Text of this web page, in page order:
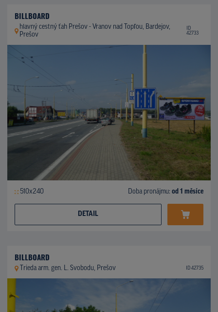
BILLBOARD
hlavný cestný ťah Prešov - Vranov nad Topľou, Bardejov,
Prešov
ID
42733
510x240 Doba pronájmu: od 1 měsíce
DETAIL
BILLBOARD
Trieda arm. gen. L. Svobodu, Prešov ID 42735